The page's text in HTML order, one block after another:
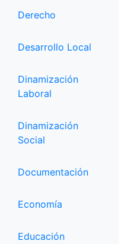
Derecho
Desarrollo Local
Dinamización
Laboral
Dinamización
Social
Documentación
Economía
Educación